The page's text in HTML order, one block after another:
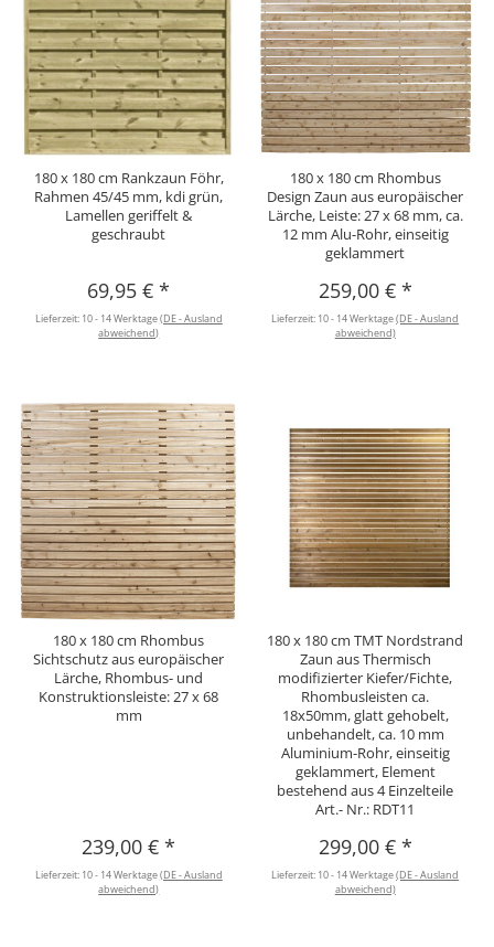
180 x 180 cm Rankzaun Föhr,
Rahmen 45/45 mm, kdi grün,
Lamellen geriffelt &
geschraubt
69,95 €*
Lieferzeit: 10 - 14 Werktage(DE - Ausland
abweichend)
180 x 180 cm Rhombus
Design Zaun aus europäischer
Lärche, Leiste: 27 x 68 mm, ca.
12 mm Alu-Rohr, einseitig
geklammert
259,00 € *
Lieferzeit: 10 - 14 Werktage(DE - Ausland
abweichend)
180 x 180 cm Rhombus
Sichtschutz aus europäischer
Lärche, Rhombus- und
Konstruktionsleiste: 27 x 68
mm
239,00 €*
Lieferzeit: 10 - 14 Werktage(DE - Ausland
abweichend)
180 x 180 cm TMT Nordstrand
Zaun aus Thermisch
modifizierter Kiefer/Fichte,
Rhombusleisten ca.
18x50mm, glatt gehobelt,
unbehandelt, ca. 10 mm
Aluminium-Rohr, einseitig
geklammert, Element
bestehend aus 4 Einzelteile
Art.- Nr.: RDT11
299,00 € *
Lieferzeit: 10 - 14 Werktage(DE - Ausland
abweichend)